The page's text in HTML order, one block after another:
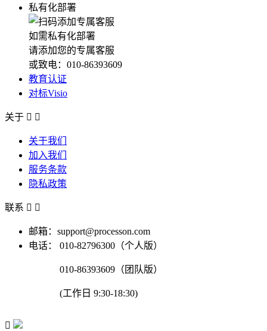
私有化部署
如需私有化部署
请添加您的专属客服
或致电：010-86393609
教育认证
对标Visio
关于  
关于我们
加入我们
服务条款
隐私政策
联系  
邮箱：support@processon.com
电话：
010-82796300（个人版）
010-86393609（团队版）
(工作日 9:30-18:30)
